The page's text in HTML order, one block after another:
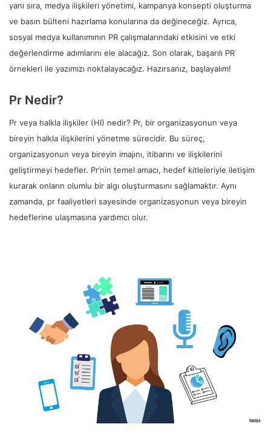
yanı sıra, medya ilişkileri yönetimi, kampanya konsepti oluşturma
ve basın bülteni hazırlama konularına da değineceğiz. Ayrıca,
sosyal medya kullanımının PR çalışmalarındaki etkisini ve etki
değerlendirme adımlarını ele alacağız. Son olarak, başarılı PR
örnekleri ile yazımızı noktalayacağız. Hazırsanız, başlayalım!
Pr Nedir?
Pr veya halkla ilişkiler (HI) nedir? Pr, bir organizasyonun veya
bireyin halkla ilişkilerini yönetme sürecidir. Bu süreç,
organizasyonun veya bireyin imajını, itibarını ve ilişkilerini
geliştirmeyi hedefler. Pr’nin temel amacı, hedef kitleleriyle iletişim
kurarak onların olumlu bir algı oluşturmasını sağlamaktır. Aynı
zamanda, pr faaliyetleri sayesinde organizasyonun veya bireyin
hedeflerine ulaşmasına yardımcı olur.